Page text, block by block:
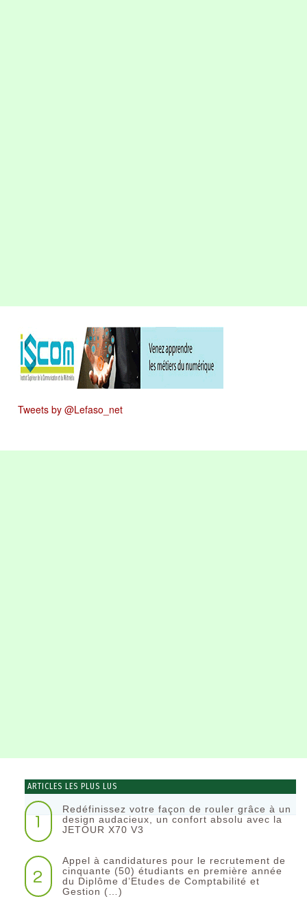
Tweets by @Lefaso_net
ARTICLES LES PLUS LUS
1
Redéfinissez votre façon de rouler grâce à un
design audacieux, un confort absolu avec la
JETOUR X70 V3
2
Appel à candidatures pour le recrutement de
cinquante (50) étudiants en première année
du Diplôme d’Etudes de Comptabilité et
Gestion (…)